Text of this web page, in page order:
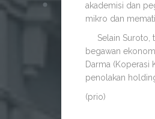
akademisi dan
mikro dan
Selain Suroto,
begawan
Darma (Koperasi
penolakan
(prio)